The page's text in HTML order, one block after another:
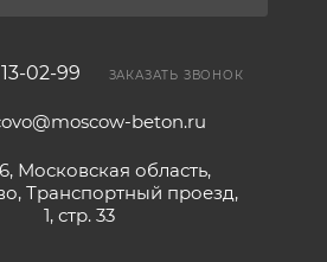
02-99 ЗАКАЗАТЬ ЗВОНОК
beton.ru
Московская область,
Транспортный проезд,
1, стр. 33